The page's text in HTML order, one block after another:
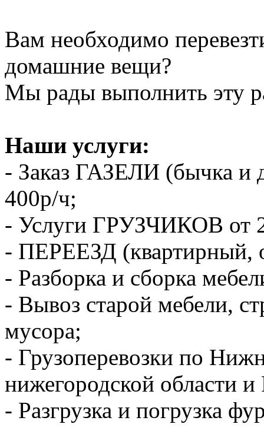
Вам необходимо
домашние вещи?
Мы рады выполнить эту
Наши услуги:
- Заказ ГАЗЕЛИ (бычка и
400р/ч;
- Услуги ГРУЗЧИКОВ от
- ПЕРЕЕЗД (квартирный,
- Разборка и сборка
- Вывоз старой мебели,
мусора;
- Грузоперевозки по
нижегородской области и
- Разгрузка и погрузка